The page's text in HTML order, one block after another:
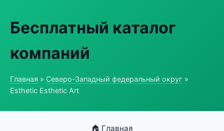
Бесплатный каталог
компаний
Главная » Северо-Западный федеральный округ »
Esthetic Esthetic Art
🏠 Главная